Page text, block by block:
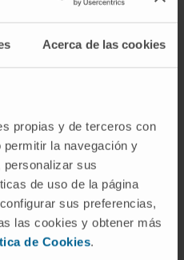
Acerca de las cookies
propias y de terceros con
la navegación y
personalizar sus
de uso de la página
sus preferencias,
las cookies y obtener más
de Cookies.
progresiva del
comunidad!